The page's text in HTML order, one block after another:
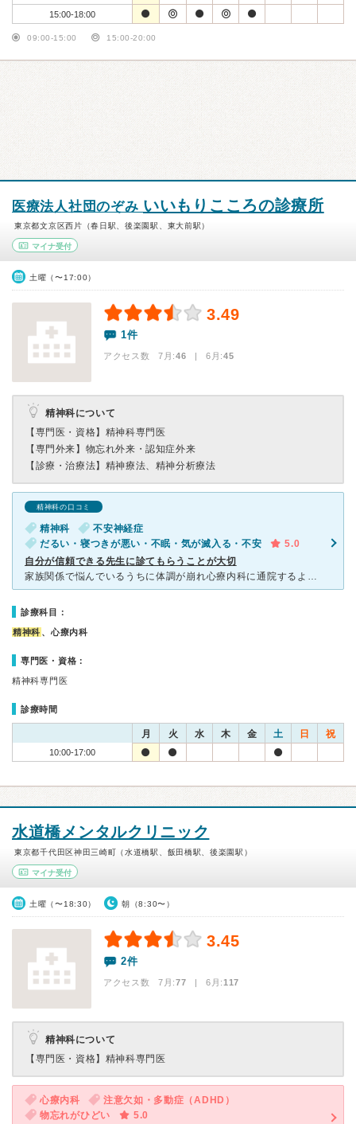
15:00-18:00
09:00-15:00 15:00-20:00
医療法人社団のぞみ いいもりこころの診療所
東京都文京区西片（春日駅、後楽園駅、東大前駅）
マイナ受付
土曜（〜17:00）
3.49
1件
アクセス数 7月:46 | 6月:45
精神科について
【専門医・資格】 精神科専門医
【専門外来】 物忘れ外来・認知症外来
【診療・治療法】 精神療法、精神分析療法
精神科の口コミ
精神科
不安神経症
だるい・寝つきが悪い・不眠・気が滅入る・不安
5.0
自分が信頼できる先生に診てもらうことが大切
家族関係で悩んでいるうちに体調が崩れ心療内科に通院するようになっていました。 良くなりたいという思いとは裏腹に、お薬を飲んでも体調が良い日が少なかったように感じていましたが、なかなか以前の主治医
診療科目：
精神科 、心療内科
専門医・資格：
精神科専門医
診療時間
月 火 水 木 金 土 日 祝
10:00-17:00
水道橋メンタルクリニック
東京都千代田区神田三崎町（水道橋駅、飯田橋駅、後楽園駅）
マイナ受付
土曜（〜18:30） 朝（8:30〜）
3.45
2件
アクセス数 7月:77 | 6月:117
精神科について
【専門医・資格】 精神科専門医
心療内科
注意欠如・多動症（ADHD）
物忘れがひどい
5.0